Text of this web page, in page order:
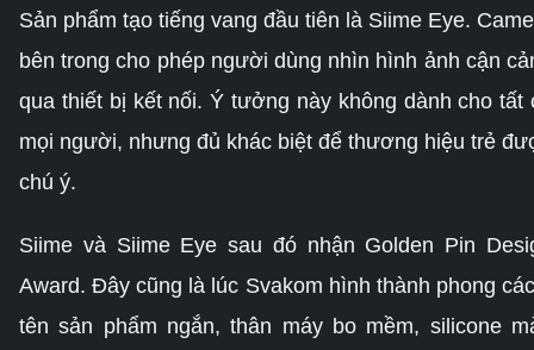
Sản phẩm tạo tiếng vang đầu tiên là Siime Eye.
bên trong cho phép người dùng nhìn hình ảnh cận
qua thiết bị kết nối. Ý tưởng này không dành cho tất
mọi người, nhưng đủ khác biệt để thương hiệu trẻ
chú ý.
Siime và Siime Eye sau đó nhận Golden Pin
Award. Đây cũng là lúc Svakom hình thành phong
tên sản phẩm ngắn, thân máy bo mềm, silicone